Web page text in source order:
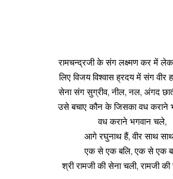
रामचन्द्रजी के संग लक्ष्मण कर में
लिए विजय विश्वास ह्रदय में संग वीर
सेना संग सुग्रीव, नील, नल, अंगद
उसे बचाए कौन के जिसका वध कराने
वध कराने भगवान चले,
आगे रघुनाथ हैं, वीर साथ
एक से एक बलि, एक से एक
श्री रामजी की सेना चली, रामजी